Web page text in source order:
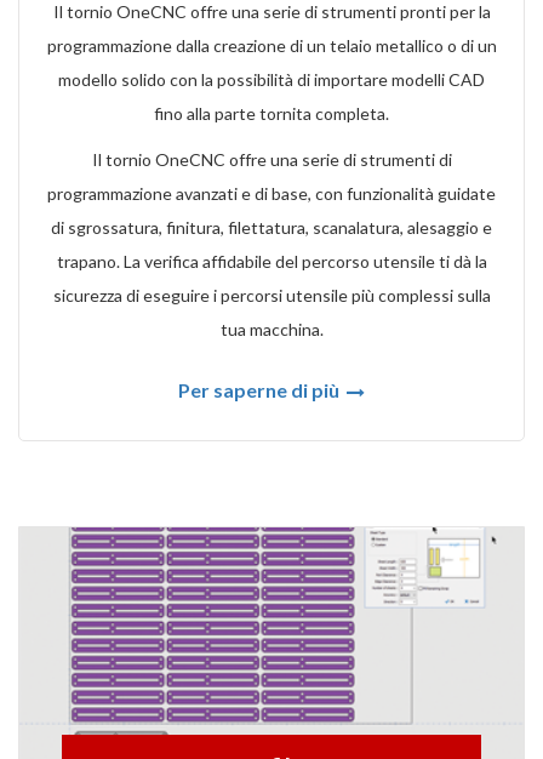
Il tornio OneCNC offre una serie di strumenti pronti per la
programmazione dalla creazione di un telaio metallico o di un
modello solido con la possibilità di importare modelli CAD
fino alla parte tornita completa.
Il tornio OneCNC offre una serie di strumenti di
programmazione avanzati e di base, con funzionalità guidate
di sgrossatura, finitura, filettatura, scanalatura, alesaggio e
trapano. La verifica affidabile del percorso utensile ti dà la
sicurezza di eseguire i percorsi utensile più complessi sulla
tua macchina.
Per saperne di più